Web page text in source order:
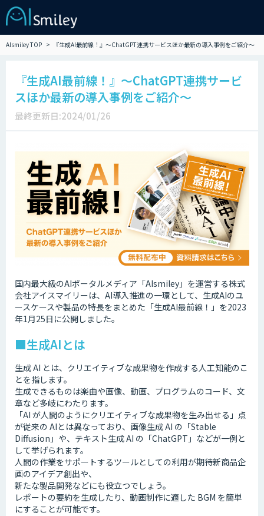
AIsmiley TOP 『生成AI最前線！』～ChatGPT連携サービスほか最新の導入事例をご紹介～
『生成AI最前線！』～ChatGPT連携サービ
スほか最新の導入事例をご紹介～
最終更新日:2024/01/26
国内最大級のAIポータルメディア「AIsmiley」を運営する株式
会社アイスマイリーは、AI導入推進の一環として、生成AIのユ
ースケースや製品の特長をまとめた「生成AI最前線！」を2023
年1月25日に公開しました。
■生成AIとは
生成 AI とは、クリエイティブな成果物を作成する人工知能のこ
とを指します。
生成できるものは楽曲や画像、動画、プログラムのコード、文
章など多岐にわたります。
「AI が人間のようにクリエイティブな成果物を生み出せる」点
が従来の AIとは異なっており、画像生成 AI の「Stable
Diffusion」や、テキスト生成 AI の「ChatGPT」などが一例と
して挙げられます。
人間の作業をサポートするツールとしての利用が期待新商品企
画のアイデア創出や、
新たな製品開発などにも役立つでしょう。
レポートの要約を生成したり、動画制作に適した BGM を簡単
にすることが可能です。